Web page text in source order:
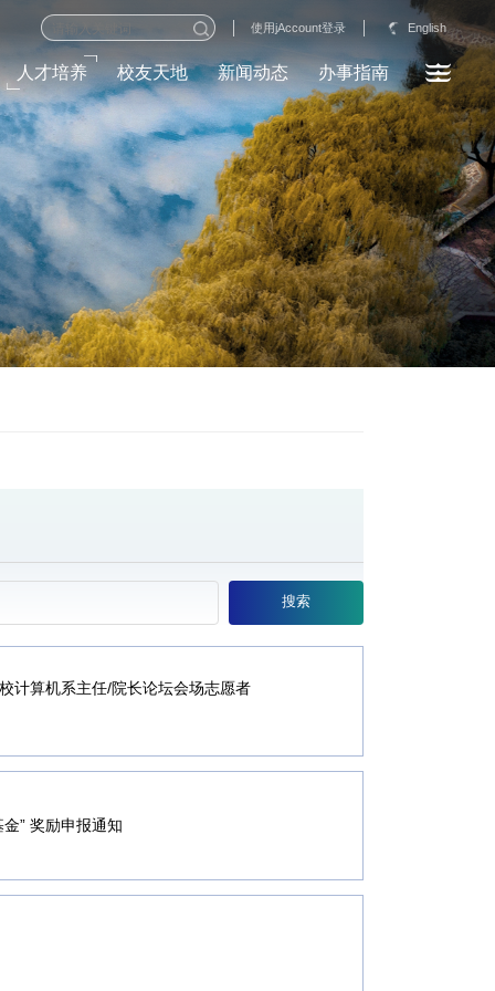
使用jAccount登录 English
人才培养 校友天地 新闻动态 办事指南
搜索
计算机系主任/院长论坛会场志愿者
” 奖励申报通知